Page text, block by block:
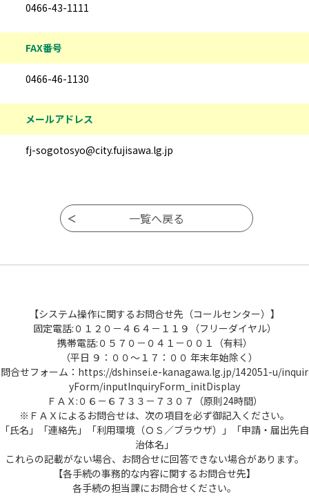
0466-43-1111
FAX番号
0466-46-1130
メールアドレス
fj-sogotosyo@city.fujisawa.lg.jp
【システム操作に関するお問合せ先（コールセンター）】
固定電話:０１２０－４６４－１１９（フリーダイヤル）
携帯電話:０５７０－０４１－００１（有料）
（平日 ９：００～１７：００ 年末年始除く）
問合せフォーム：https://dshinsei.e-kanagawa.lg.jp/142051-u/inquir
yForm/inputInquiryForm_initDisplay
ＦＡＸ:０６－６７３３－７３０７（原則24時間）
※ＦＡＸによるお問合せは、次の項目を必ず御記入ください。
「氏名」「連絡先」「利用環境（ＯＳ／ブラウザ）」「申請・届出先自
治体名」
これらの記載がない場合、お問合せに回答できない場合があります。
【各手続の事務的な内容に関するお問合せ先】
各手続の担当課にお問合せください。